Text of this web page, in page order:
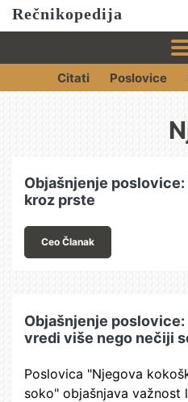
Rečnikopedija
Citati Poslovice
Objašnjenje poslovice:
kroz prste
Ceo Članak
Objašnjenje
vredi više nego nečiji
Poslovica "Njegova
soko" objašnjava važnost